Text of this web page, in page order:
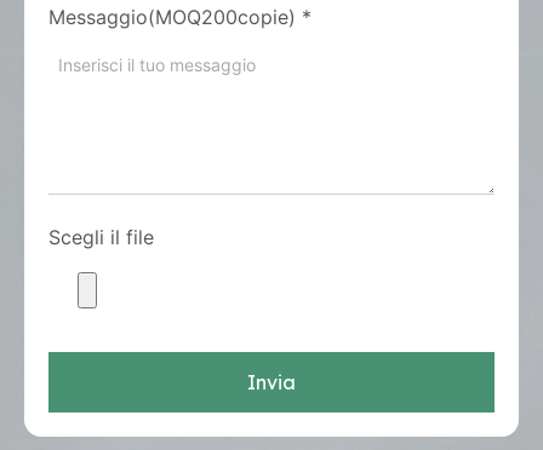
Messaggio(MOQ200copie) *
Scegli il file
Invia